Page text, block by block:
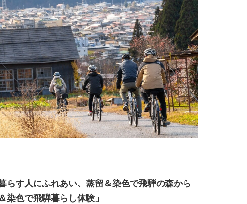
らす人にふれあい、蒸留＆染色で飛騨の森から
染色で飛騨暮らし体験」